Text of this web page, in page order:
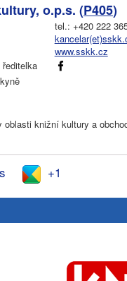
o.p.s. (P405)
tel.: +420 222
www.sskk.cz
oblasti knižní kultury a
+1